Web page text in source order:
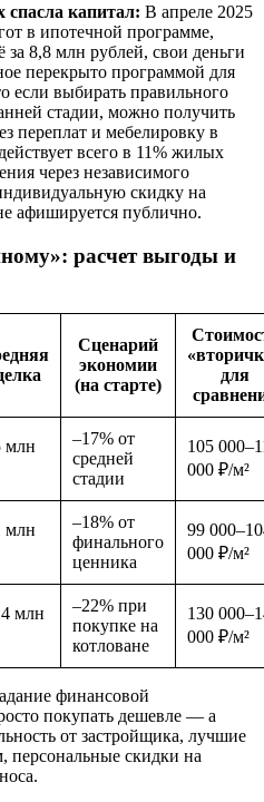
капитал: В апреле 2025
в ипотечной программе,
8,8 млн рублей, свои деньги
перекрыто программой для
если выбирать правильного
стадии, можно получить
переплат и мебелировку в
всего в 11% жилых
через независимого
скидку на
афишируется публично.
расчет выгоды и
Сценарий
экономии
(на старте)
для
млн
–17% от
средней
стадии
105
000 ₽/м²
млн
–18% от
финального
ценника
99
000 ₽/м²
млн
–22% при
покупке на
котловане
130
000 ₽/м²
финансовой
покупать дешевле — а
от застройщика, лучшие
персональные скидки на